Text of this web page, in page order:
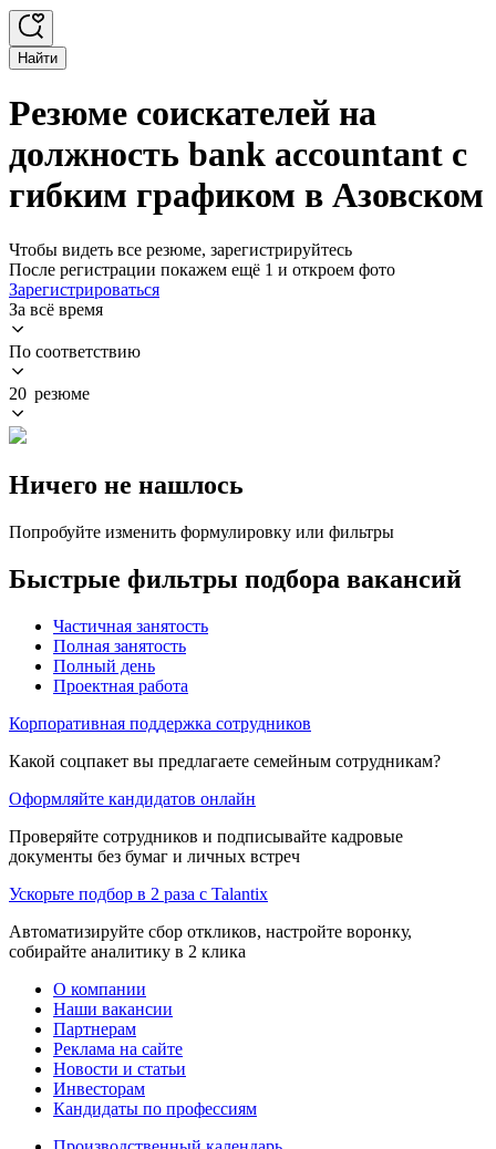
Найти
Резюме соискателей на
должность bank accountant с
гибким графиком в Азовском
Чтобы видеть все резюме, зарегистрируйтесь
После регистрации покажем ещё 1 и откроем фото
Зарегистрироваться
За всё время
По соответствию
20 резюме
Ничего не нашлось
Попробуйте изменить формулировку или фильтры
Быстрые фильтры подбора вакансий
Частичная занятость
Полная занятость
Полный день
Проектная работа
Корпоративная поддержка сотрудников
Какой соцпакет вы предлагаете семейным сотрудникам?
Оформляйте кандидатов онлайн
Проверяйте сотрудников и подписывайте кадровые
документы без бумаг и личных встреч
Ускорьте подбор в 2 раза с Talantix
Автоматизируйте сбор откликов, настройте воронку,
собирайте аналитику в 2 клика
О компании
Наши вакансии
Партнерам
Реклама на сайте
Новости и статьи
Инвесторам
Кандидаты по профессиям